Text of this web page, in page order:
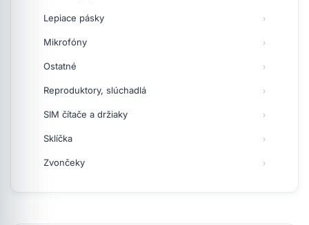
Lepiace pásky
Mikrofóny
Ostatné
Reproduktory, slúchadlá
SIM čítače a držiaky
Sklíčka
Zvončeky